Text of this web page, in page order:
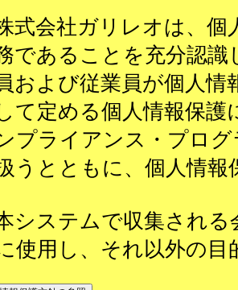
式会社ガリレオは、個
であることを充分認識
および従業員が個人情
て定める個人情報保護
プライアンス・プロ
うとともに、個人情
システムで収集される
使用し、それ以外の